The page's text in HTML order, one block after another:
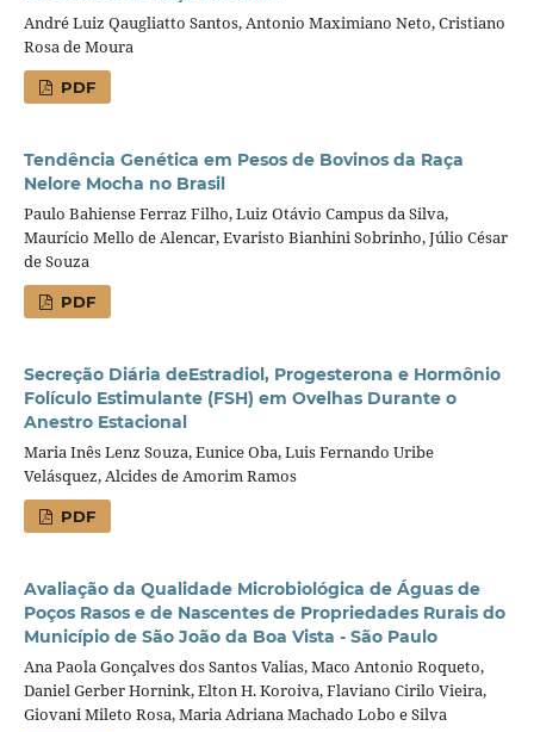
André Luiz Qaugliatto Santos, Antonio Maximiano Neto, Cristiano
Rosa de Moura
PDF
Tendência Genética em Pesos de Bovinos da Raça
Nelore Mocha no Brasil
Paulo Bahiense Ferraz Filho, Luiz Otávio Campus da Silva,
Maurício Mello de Alencar, Evaristo Bianhini Sobrinho, Júlio César
de Souza
PDF
Secreção Diária deEstradiol, Progesterona e Hormônio
Folículo Estimulante (FSH) em Ovelhas Durante o
Anestro Estacional
Maria Inês Lenz Souza, Eunice Oba, Luis Fernando Uribe
Velásquez, Alcides de Amorim Ramos
PDF
Avaliação da Qualidade Microbiológica de Águas de
Poços Rasos e de Nascentes de Propriedades Rurais do
Município de São João da Boa Vista - São Paulo
Ana Paola Gonçalves dos Santos Valias, Maco Antonio Roqueto,
Daniel Gerber Hornink, Elton H. Koroiva, Flaviano Cirilo Vieira,
Giovani Mileto Rosa, Maria Adriana Machado Lobo e Silva